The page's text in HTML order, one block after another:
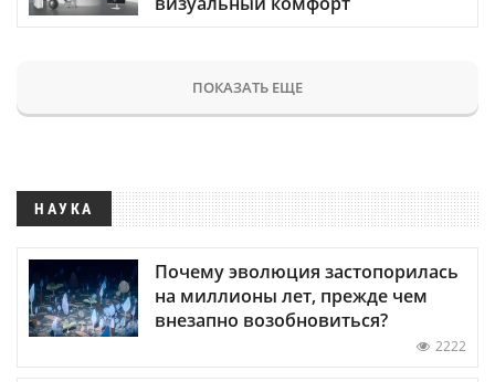
ПОКАЗАТЬ ЕЩЕ
НАУКА
Почему эволюция застопорилась
на миллионы лет, прежде чем
внезапно возобновиться?
2222